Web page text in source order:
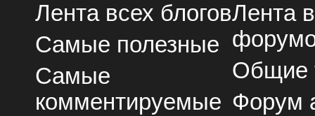
Лента всех блогов
Самые полезные
Самые
комментируемые
Лента
Общие
Форум